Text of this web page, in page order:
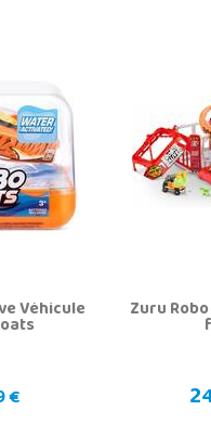
Véhicule
€
Zuru